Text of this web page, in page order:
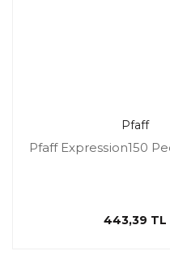
Pfaff
Pfaff Expression150
443,39 TL